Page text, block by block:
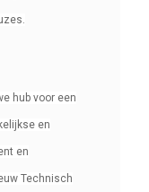
hub voor een
en
en
Technisch